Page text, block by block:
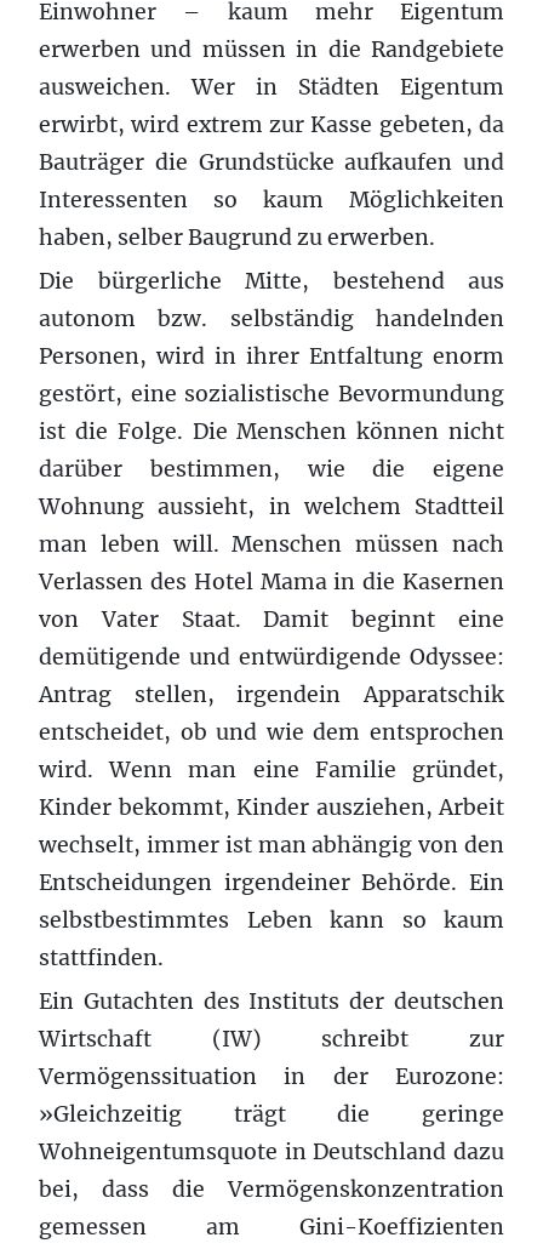
Einwohner – kaum mehr Eigentum
erwerben und müssen in die Randgebiete
ausweichen. Wer in Städten Eigentum
erwirbt, wird extrem zur Kasse gebeten, da
Bauträger die Grundstücke aufkaufen und
Interessenten so kaum Möglichkeiten
haben, selber Baugrund zu erwerben.
Die bürgerliche Mitte, bestehend aus
autonom bzw. selbständig handelnden
Personen, wird in ihrer Entfaltung enorm
gestört, eine sozialistische Bevormundung
ist die Folge. Die Menschen können nicht
darüber bestimmen, wie die eigene
Wohnung aussieht, in welchem Stadtteil
man leben will. Menschen müssen nach
Verlassen des Hotel Mama in die Kasernen
von Vater Staat. Damit beginnt eine
demütigende und entwürdigende Odyssee:
Antrag stellen, irgendein Apparatschik
entscheidet, ob und wie dem entsprochen
wird. Wenn man eine Familie gründet,
Kinder bekommt, Kinder ausziehen, Arbeit
wechselt, immer ist man abhängig von den
Entscheidungen irgendeiner Behörde. Ein
selbstbestimmtes Leben kann so kaum
stattfinden.
Ein Gutachten des Instituts der deutschen
Wirtschaft (IW) schreibt zur
Vermögenssituation in der Eurozone:
»Gleichzeitig trägt die geringe
Wohneigentumsquote in Deutschland dazu
bei, dass die Vermögenskonzentration
gemessen am Gini-Koeffizienten